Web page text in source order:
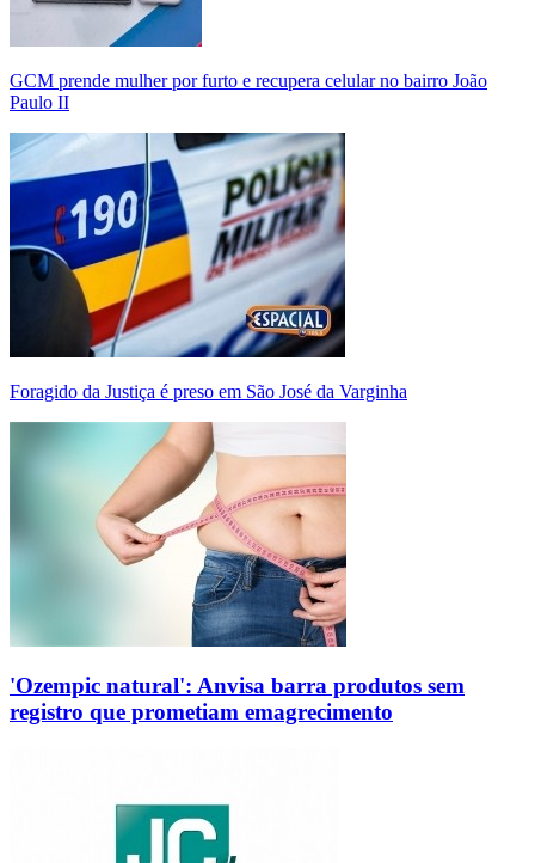
GCM prende mulher por furto e recupera celular no bairro João
Paulo II
Foragido da Justiça é preso em São José da Varginha
'Ozempic natural': Anvisa barra produtos sem
registro que prometiam emagrecimento